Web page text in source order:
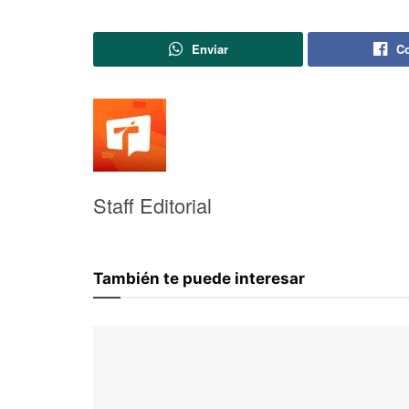
Enviar
Staff Editorial
También te puede interesar